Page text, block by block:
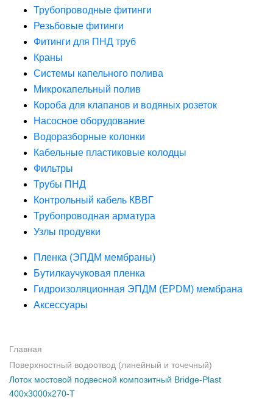
Трубопроводные фитинги
Резьбовые фитинги
Фитинги для ПНД труб
Краны
Системы капельного полива
Микрокапельный полив
Короба для клапанов и водяных розеток
Насосное оборудование
Водоразборные колонки
Кабельные пластиковые колодцы
Фильтры
Трубы ПНД
Контрольный кабель КВВГ
Трубопроводная арматура
Узлы продувки
Пленка (ЭПДМ мембраны)
Бутилкаучуковая пленка
Гидроизоляционная ЭПДМ (EPDM) мембрана
Аксессуары
Главная
Поверхностный водоотвод (линейный и точечный)
Лоток мостовой подвесной композитный Bridge-Plast
400х3000х270-Т